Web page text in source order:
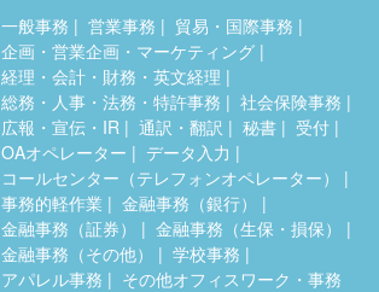
一般事務 営業事務
貿易・国際事務
企画・営業企画・マーケティング
経理・会計・財務・英文経理
総務・人事・法務・特許事務
社会保険事務
広報・宣伝・IR
通訳・翻訳 秘書
受付
OAオペレーター
データ入力
コールセンター（テレフォンオペレーター）
事務的軽作業
金融事務（銀行）
金融事務（証券）
金融事務（生保・損保）
金融事務（その他）
学校事務
アパレル事務
その他オフィスワーク・事務